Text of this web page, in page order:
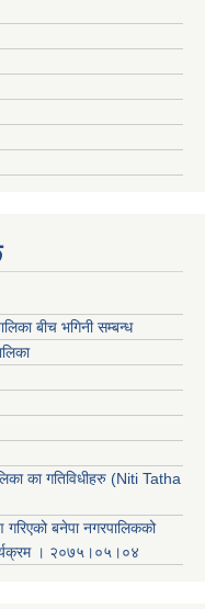
बीच भगिनी सम्बन्ध
का गतिविधीहरु (Niti Tatha
गरिएकोबनेपा नगरपालिकको
। २०७५।०५।०४